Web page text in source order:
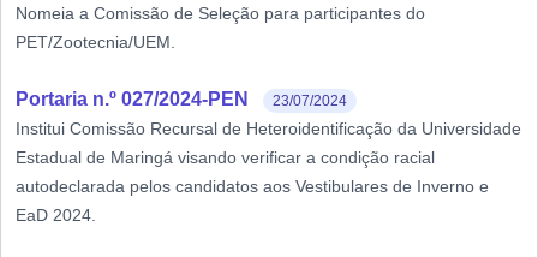
Nomeia a Comissão de Seleção para participantes do
PET/Zootecnia/UEM.
Portaria n.º 027/2024-PEN 23/07/2024
Institui Comissão Recursal de Heteroidentificação da Universidade
Estadual de Maringá visando verificar a condição racial
autodeclarada pelos candidatos aos Vestibulares de Inverno e
EaD 2024.